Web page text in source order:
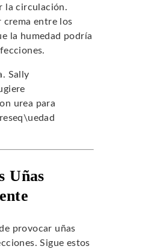
la circulación.
crema entre los
la humedad podría
Sally
urea para
Uñas
provocar uñas
Sigue estos